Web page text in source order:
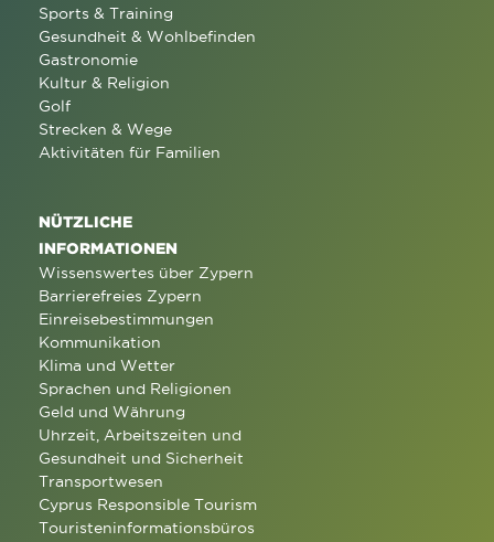
Sports & Training
Gesundheit & Wohlbefinden
Gastronomie
Kultur & Religion
Golf
Strecken & Wege
Aktivitäten für Familien
NÜTZLICHE
INFORMATIONEN
Wissenswertes über Zypern
Barrierefreies Zypern
Einreisebestimmungen
Kommunikation
Klima und Wetter
Sprachen und Religionen
Geld und Währung
Uhrzeit, Arbeitszeiten und
Gesundheit und Sicherheit
Transportwesen
Cyprus Responsible Tourism
Touristeninformationsbüros